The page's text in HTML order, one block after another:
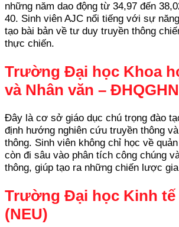
những năm dao động từ 34,97 đến
40. Sinh viên AJC nổi tiếng với sự
tạo bài bản về tư duy truyền thông
thực chiến.
Trường Đại học Khoa
và Nhân văn – ĐHQGHN
Đây là cơ sở giáo dục chú trọng đào
định hướng nghiên cứu truyền thông
thông. Sinh viên không chỉ học về
còn đi sâu vào phân tích công chúng
thông, giúp tạo ra những chiến lược
Trường Đại học Kinh tế
(NEU)